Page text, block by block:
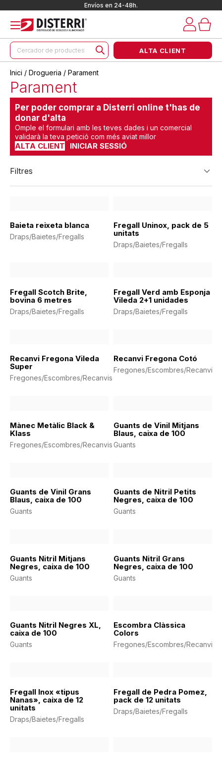
Envíos en 24-48h.
Products
search
ALTA CLIENT
Inici / Drogueria / Parament
Parament
Per poder comprar a Disterri online t'has de
donar d'alta
Omple el formulari amb les teves dades i un comercial
validarà la teva petició com més aviat millor
ALTA CLIENT INICIAR SESSIÓ
Filtres
Baieta reixeta blanca
Draps/Baietes/Fregalls
Fregall Uninox, pack de 5
unitats
Draps/Baietes/Fregalls
Fregall Scotch Brite,
bovina 6 metres
Draps/Baietes/Fregalls
Fregall Verd amb Esponja
Vileda 2+1 unidades
Draps/Baietes/Fregalls
Recanvi Fregona Vileda
Super
Fregones/Escombres/Recanvis
Recanvi Fregona Cotó
Fregones/Escombres/Recanvis
Mànec Metàlic Black &
Klass
Fregones/Escombres/Recanvis
Guants de Vinil Mitjans
Blaus, caixa de 100
Guants
Guants de Vinil Grans
Blaus, caixa de 100
Guants
Guants de Nitril Petits
Negres, caixa de 100
Guants
Guants Nitril Mitjans
Negres, caixa de 100
Guants
Guants Nitril Grans
Negres, caixa de 100
Guants
Guants Nitril Negres XL,
caixa de 100
Guants
Escombra Clàssica
Colors
Fregones/Escombres/Recanvis
Fregall Inox «tipus
Nanas», caixa de 12
unitats
Draps/Baietes/Fregalls
Fregall de Pedra Pomez,
pack de 12 unitats
Draps/Baietes/Fregalls